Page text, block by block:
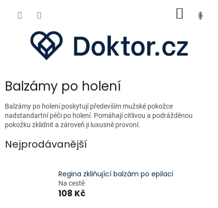
Balzámy po holení
Balzámy po holení poskytují především mužské pokožce
nadstandartní péči po holení. Pomáhají citlivou a podrážděnou
pokožku zklidnit a zároveň ji luxusně provoní.
Nejprodávanější
Regina zkliňující balzám po epilaci
Na cestě
108 Kč